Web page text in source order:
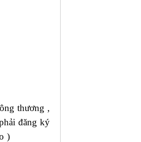
thương ,
đăng ký
)